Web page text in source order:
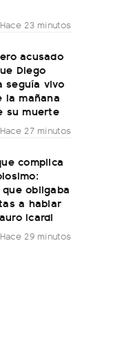
Hace 23 minutos
acusado
Diego
seguía vivo
la mañana
su muerte
Hace 27 minutos
complica
obligaba
a hablar
Icardi
Hace 29 minutos